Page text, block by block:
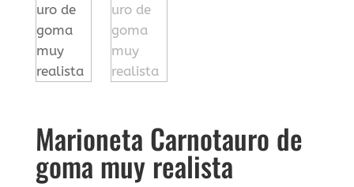
Marioneta Carnotauro de
goma muy realista